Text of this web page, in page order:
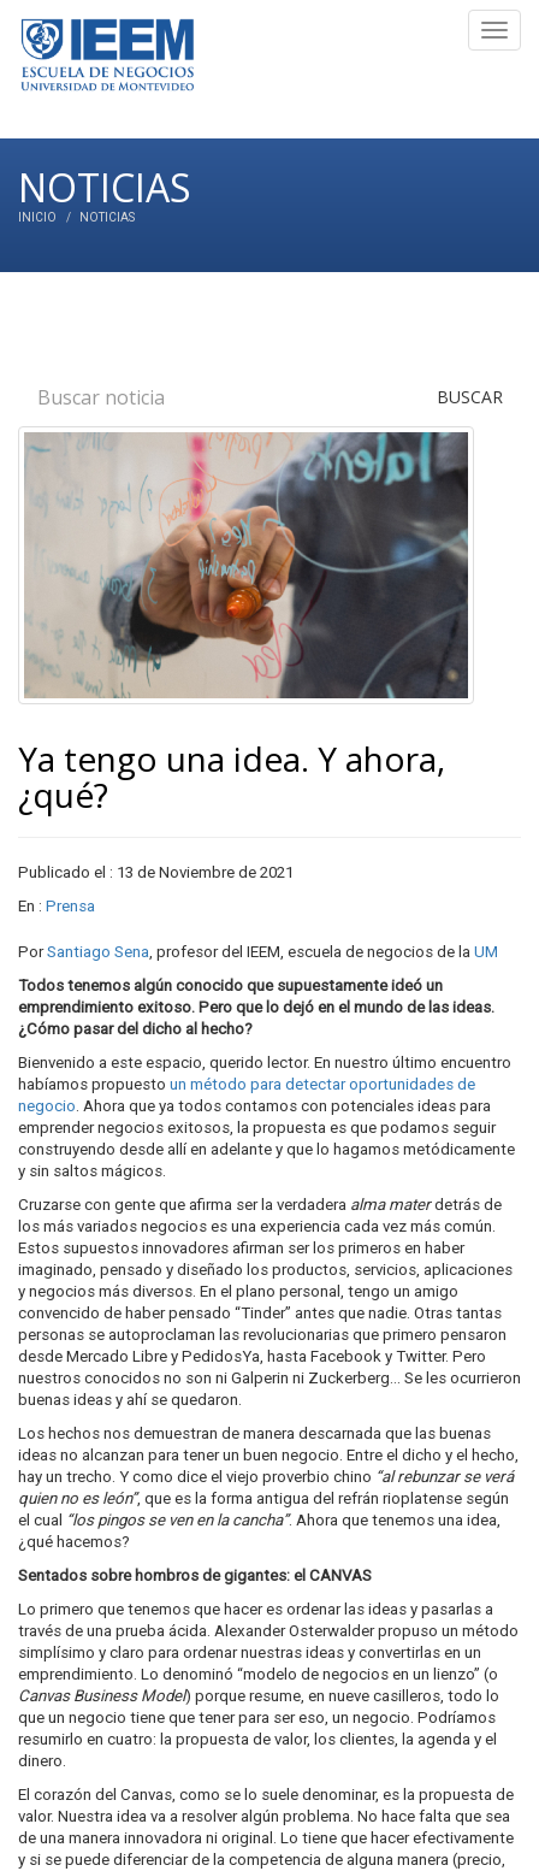
NOTICIAS
INICIO NOTICIAS
BUSCAR
Ya tengo una idea. Y ahora,
¿qué?
Publicado el : 13 de Noviembre de 2021
En : Prensa
PorSantiago Sena, profesor del IEEM, escuela de negocios de la UM
Todos tenemos algún conocido que supuestamente ideó un
emprendimiento exitoso. Pero que lo dejó en el mundo de las ideas.
¿Cómo pasar del dicho al hecho?
Bienvenido a este espacio, querido lector. En nuestro último encuentro
habíamos propuesto un método para detectar oportunidades de
negocio. Ahora que ya todos contamos con potenciales ideas para
emprender negocios exitosos, la propuesta es que podamos seguir
construyendo desde allí en adelante y que lo hagamos metódicamente
y sin saltos mágicos.
Cruzarse con gente que afirma ser la verdadera alma materdetrás de
los más variados negocios es una experiencia cada vez más común.
Estos supuestos innovadores afirman ser los primeros en haber
imaginado, pensado y diseñado los productos, servicios, aplicaciones
y negocios más diversos. En el plano personal, tengo un amigo
convencido de haber pensado “Tinder” antes que nadie. Otras tantas
personas se autoproclaman las revolucionarias que primero pensaron
desde Mercado Libre y PedidosYa, hasta Facebook y Twitter. Pero
nuestros conocidos no son ni Galperin ni Zuckerberg… Se les ocurrieron
buenas ideas y ahí se quedaron.
Los hechos nos demuestran de manera descarnada que las buenas
ideas no alcanzan para tener un buen negocio. Entre el dicho y el hecho,
hay un trecho. Y como dice el viejo proverbio chino “al rebunzar se verá
quien no es león”, que es la forma antigua del refrán rioplatense según
el cual “los pingos se ven en la cancha”. Ahora que tenemos una idea,
¿qué hacemos?
Sentados sobre hombros de gigantes: el CANVAS
Lo primero que tenemos que hacer es ordenar las ideas y pasarlas a
través de una prueba ácida. Alexander Osterwalder propuso un método
simplísimo y claro para ordenar nuestras ideas y convertirlas en un
emprendimiento. Lo denominó “modelo de negocios en un lienzo” (o
Canvas Business Model) porque resume, en nueve casilleros, todo lo
que un negocio tiene que tener para ser eso, un negocio. Podríamos
resumirlo en cuatro: la propuesta de valor, los clientes, la agenda y el
dinero.
El corazón del Canvas, como se lo suele denominar, es la propuesta de
valor. Nuestra idea va a resolver algún problema. No hace falta que sea
de una manera innovadora ni original. Lo tiene que hacer efectivamente
y si se puede diferenciar de la competencia de alguna manera (precio,